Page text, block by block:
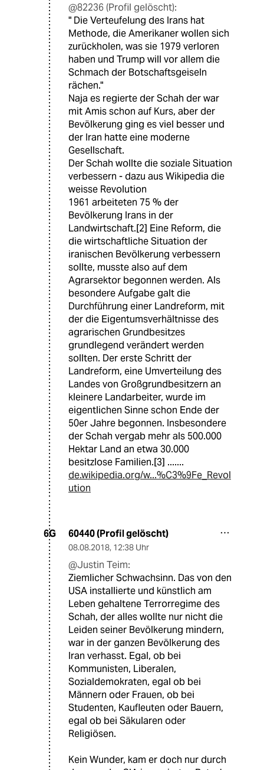
@82236 (Profil gelöscht):
" Die Verteufelung des Irans hat
Methode, die Amerikaner wollen sich
zurückholen, was sie 1979 verloren
haben und Trump will vor allem die
Schmach der Botschaftsgeiseln
rächen."
Naja es regierte der Schah der war
mit Amis schon auf Kurs, aber der
Bevölkerung ging es viel besser und
der Iran hatte eine moderne
Gesellschaft.
Der Schah wollte die soziale Situation
verbessern - dazu aus Wikipedia die
weisse Revolution
1961 arbeiteten 75 % der
Bevölkerung Irans in der
Landwirtschaft.[2] Eine Reform, die
die wirtschaftliche Situation der
iranischen Bevölkerung verbessern
sollte, musste also auf dem
Agrarsektor begonnen werden. Als
besondere Aufgabe galt die
Durchführung einer Landreform, mit
der die Eigentumsverhältnisse des
agrarischen Grundbesitzes
grundlegend verändert werden
sollten. Der erste Schritt der
Landreform, eine Umverteilung des
Landes von Großgrundbesitzern an
kleinere Landarbeiter, wurde im
eigentlichen Sinne schon Ende der
50er Jahre begonnen. Insbesondere
der Schah vergab mehr als 500.000
Hektar Land an etwa 30.000
besitzlose Familien.[3] .......
de.wikipedia.org/w...%C3%9Fe_Revol
ution
6G 60440 (Profil gelöscht)
08.08.2018, 12:38 Uhr
@Justin Teim:
Ziemlicher Schwachsinn. Das von den
USA installierte und künstlich am
Leben gehaltene Terrorregime des
Schah, der alles wollte nur nicht die
Leiden seiner Bevölkerung mindern,
war in der ganzen Bevölkerung des
Iran verhasst. Egal, ob bei
Kommunisten, Liberalen,
Sozialdemokraten, egal ob bei
Männern oder Frauen, ob bei
Studenten, Kaufleuten oder Bauern,
egal ob bei Säkularen oder
Religiösen.
Kein Wunder, kam er doch nur durch